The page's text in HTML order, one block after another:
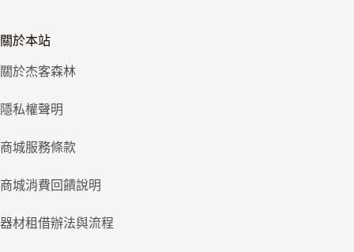
關於本站
關於杰客森林
隱私權聲明
商城服務條款
商城消費回饋說明
器材租借辦法與流程